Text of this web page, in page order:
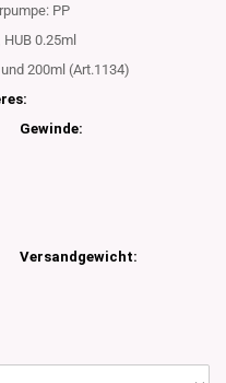
PP
HUB 0.25ml
200ml (Art.1134)
Gewinde:
Versandgewicht: